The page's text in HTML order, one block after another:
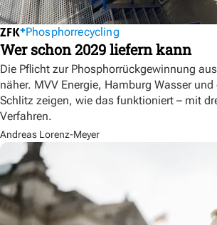
Phosphorrecycling
Wer schon 2029 liefern kann
Die Pflicht zur Phosphorrückgewinnung
näher. MVV Energie, Hamburg Wasser
Schlitz zeigen, wie das funktioniert – mit
Verfahren.
Andreas Lorenz-Meyer